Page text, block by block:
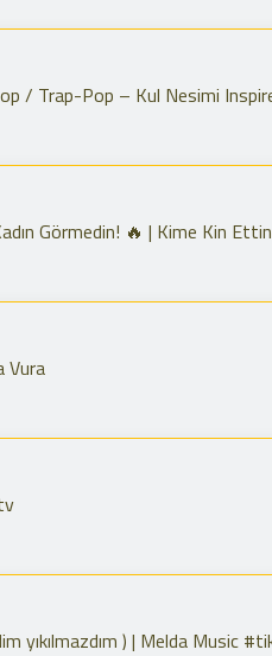
/ Trap-Pop – Kul Nesimi
Görmedin! 🔥 | Kime Kin
Vura
yıkılmazdım ) | Melda Music